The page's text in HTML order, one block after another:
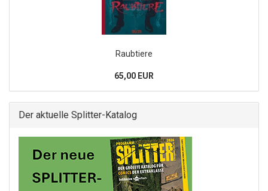
Raubtiere
65,00 EUR
Der aktuelle Splitter-Katalog